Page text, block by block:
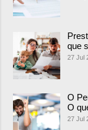
que
27 Jul
O
O
27 Jul